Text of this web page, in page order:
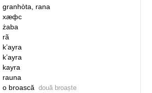
granhòta, rana
хӕфс
żaba
rã
k’ayra
k’ayra
kayra
rauna
o broască două broaște